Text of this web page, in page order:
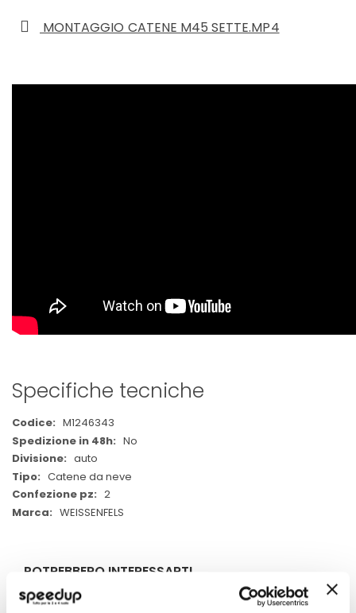
MONTAGGIO CATENE M45 SETTE.MP4
Specifiche tecniche
Maggiori
Informazioni
M1246343
No
auto
Catene da neve
2
WEISSENFELS
POTREBBERO INTERESSARTI
Miglior Prezzo